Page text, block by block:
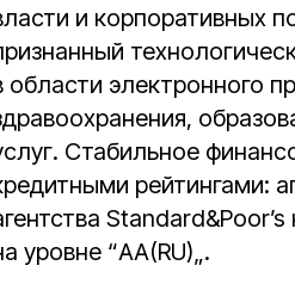
и корпоративных
области электронного
Стабильное
рейтингами:
уровне “AA(RU)„.